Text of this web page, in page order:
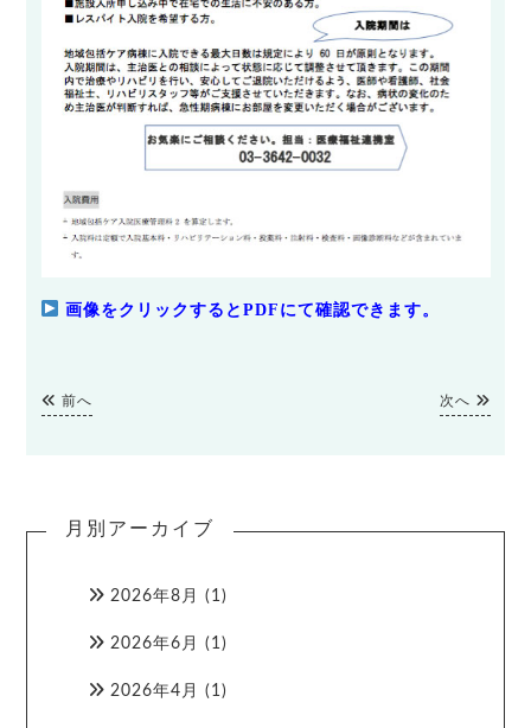
画像をクリックするとPDFにて確認できます。
前へ 次へ
月別アーカイブ
2026年8月 (1)
2026年6月 (1)
2026年4月 (1)